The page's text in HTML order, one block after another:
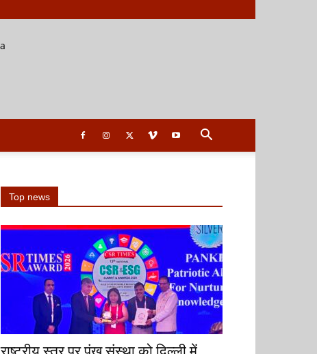
Top news